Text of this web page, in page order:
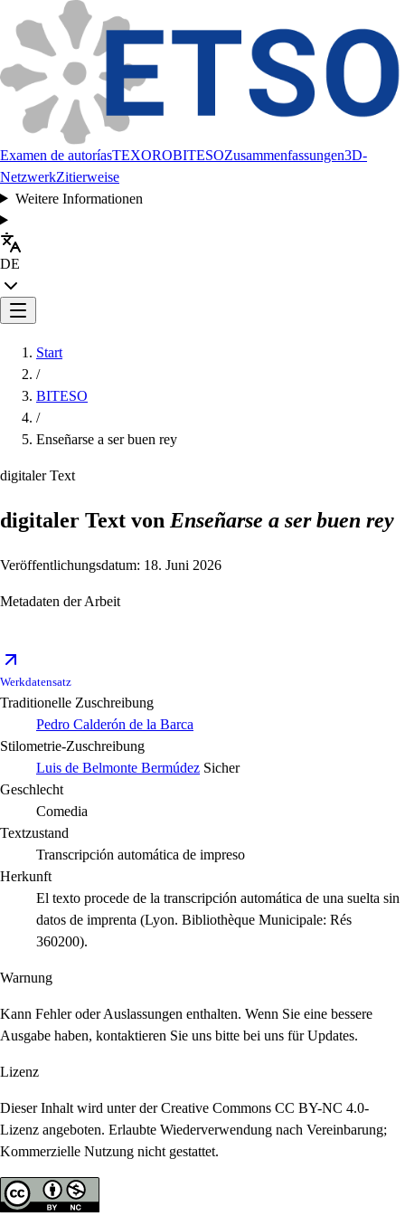
Examen de autoríasTEXOROBITESOZusammenfassungen3D-
NetzwerkZitierweise
Weitere Informationen
DE
Start
/
BITESO
/
Enseñarse a ser buen rey
digitaler Text
digitaler Text von Enseñarse a ser buen rey
Veröffentlichungsdatum: 18. Juni 2026
Metadaten der Arbeit
Werkdatensatz
Traditionelle Zuschreibung
Pedro Calderón de la Barca
Stilometrie-Zuschreibung
Luis de Belmonte Bermúdez Sicher
Geschlecht
Comedia
Textzustand
Transcripción automática de impreso
Herkunft
El texto procede de la transcripción automática de una suelta sin
datos de imprenta (Lyon. Bibliothèque Municipale: Rés
360200).
Warnung
Kann Fehler oder Auslassungen enthalten. Wenn Sie eine bessere
Ausgabe haben, kontaktieren Sie uns bitte bei uns für Updates.
Lizenz
Dieser Inhalt wird unter der Creative Commons CC BY-NC 4.0-
Lizenz angeboten. Erlaubte Wiederverwendung nach Vereinbarung;
Kommerzielle Nutzung nicht gestattet.